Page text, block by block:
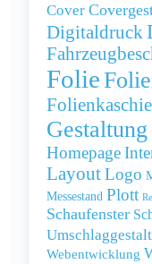
Cover
Digitaldruck
Folie
Gestaltung
Homepage
LayoutLogo
Messestand Plott
Schaufenster
Webentwicklung